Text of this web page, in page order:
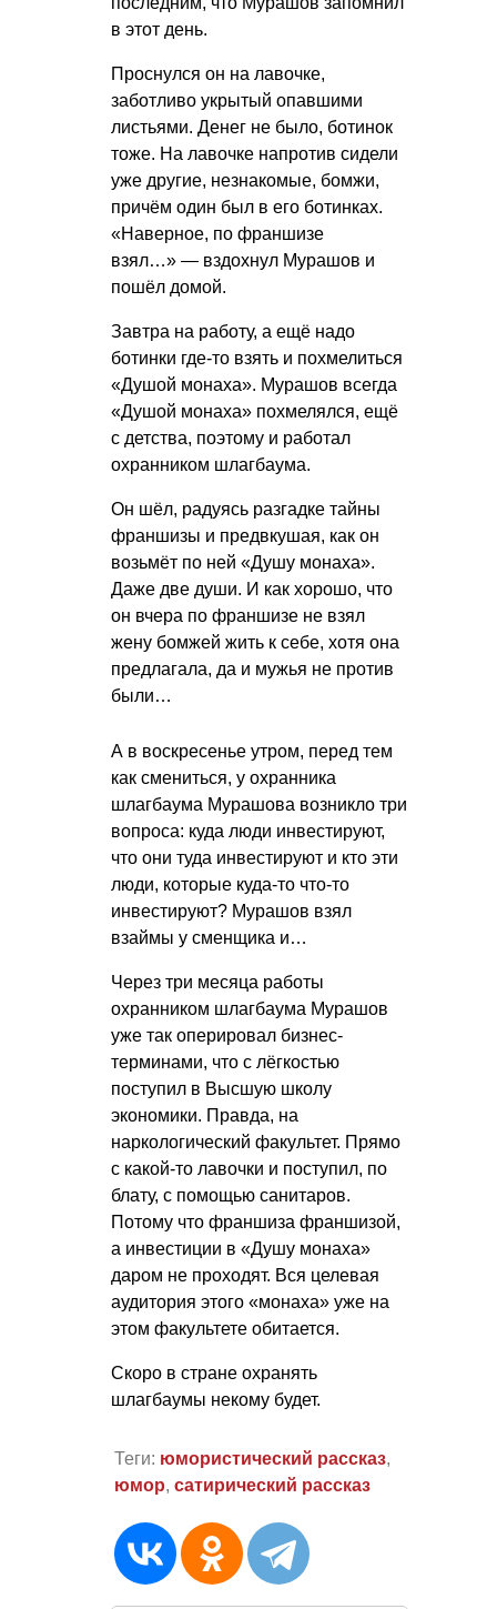
в этот день.
Проснулся он на лавочке,
заботливо укрытый опавшими
листьями. Денег не было, ботинок
тоже. На лавочке напротив сидели
уже другие, незнакомые, бомжи,
причём один был в его ботинках.
«Наверное, по франшизе
взял…» — вздохнул Мурашов и
пошёл домой.
Завтра на работу, а ещё надо
ботинки где-то взять и похмелиться
«Душой монаха». Мурашов всегда
«Душой монаха» похмелялся, ещё
с детства, поэтому и работал
охранником шлагбаума.
Он шёл, радуясь разгадке тайны
франшизы и предвкушая, как он
возьмёт по ней «Душу монаха».
Даже две души. И как хорошо, что
он вчера по франшизе не взял
жену бомжей жить к себе, хотя она
предлагала, да и мужья не против
были…
А в воскресенье утром, перед тем
как смениться, у охранника
шлагбаума Мурашова возникло три
вопроса: куда люди инвестируют,
что они туда инвестируют и кто эти
люди, которые куда-то что-то
инвестируют? Мурашов взял
взаймы у сменщика и…
Через три месяца работы
охранником шлагбаума Мурашов
уже так оперировал бизнес-
терминами, что с лёгкостью
поступил в Высшую школу
экономики. Правда, на
наркологический факультет. Прямо
с какой-то лавочки и поступил, по
блату, с помощью санитаров.
Потому что франшиза франшизой,
а инвестиции в «Душу монаха»
даром не проходят. Вся целевая
аудитория этого «монаха» уже на
этом факультете обитается.
Скоро в стране охранять
шлагбаумы некому будет.
Теги: юмористический рассказ,
юмор, сатирический рассказ